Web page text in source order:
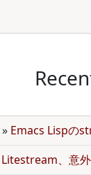
» Emacs Lispの
Litestream、意